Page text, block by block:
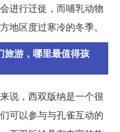
进行迁徙，而哺乳动物
地区度过寒冷的冬季。
旅游，哪里最值得孩
说，西双版纳是一个很
可以参与与孔雀互动的